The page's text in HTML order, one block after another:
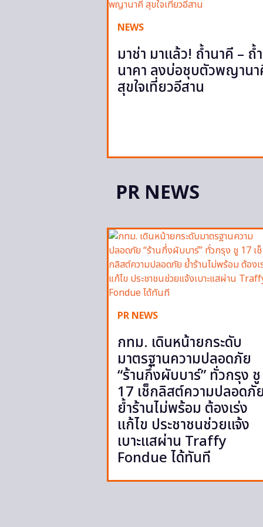
NEWS
มาช่า มาแล้ว! ถ้ำนาคี – ถ้ำ
นาคา ลงบ่อชุบตัวพญาน
สุขใจเที่ยวอีสาน
PR NEWS
PR NEWS
กทม. เดินหน้ายกระดับ
มาตรฐานความปลอดภัย
“ร้านกึ่งผับบาร์” ทั่วกรุง ชู
17 เช็กลิสต์ความปลอดภั
ย้ำร้านไม่พร้อม ต้องเร่ง
แก้ไข ประชาชนช่วยแจ้ง
เบาะแสผ่าน Traffy
Fondue ได้ทันที